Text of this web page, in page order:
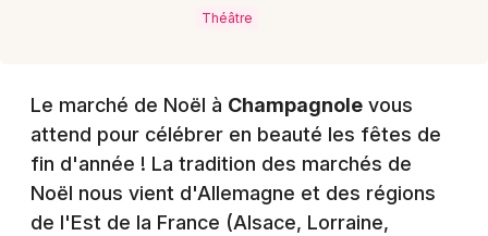
Théâtre
Le marché de Noël à Champagnole vous
attend pour célébrer en beauté les fêtes de
fin d'année ! La tradition des marchés de
Noël nous vient d'Allemagne et des régions
de l'Est de la France (Alsace, Lorraine,